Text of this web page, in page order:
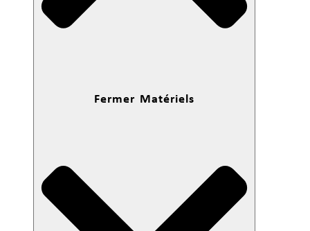
Fermer Matériels